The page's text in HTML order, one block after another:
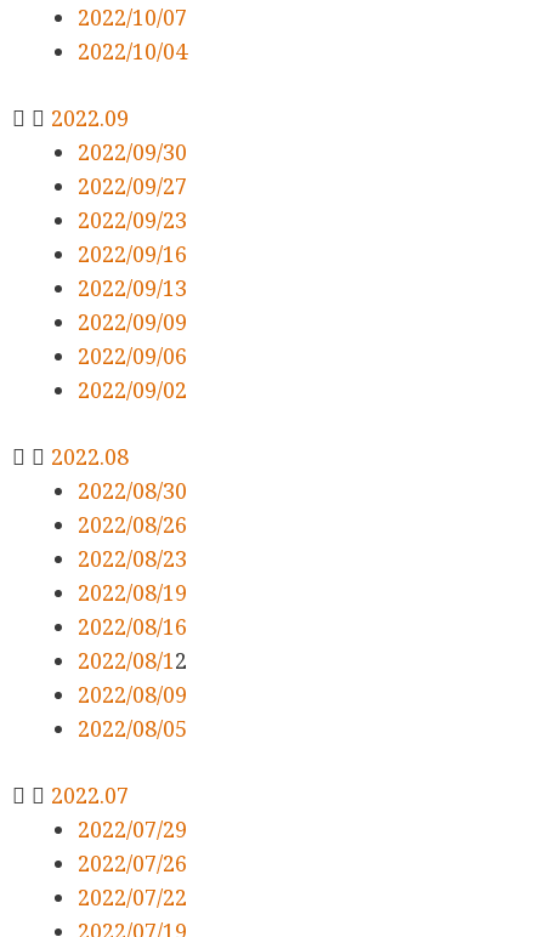
2022/10/07
2022/10/04
2022.09
2022/09/30
2022/09/27
2022/09/23
2022/09/16
2022/09/13
2022/09/09
2022/09/06
2022/09/02
2022.08
2022/08/30
2022/08/26
2022/08/23
2022/08/19
2022/08/16
2022/08/12
2022/08/09
2022/08/05
2022.07
2022/07/29
2022/07/26
2022/07/22
2022/07/19